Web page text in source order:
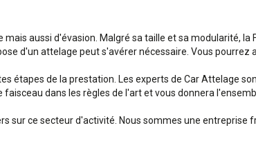
aussi d'évasion. Malgré sa taille et sa modularité, la
d'un attelage peut s'avérer nécessaire. Vous pourrez
étapes de la prestation. Les experts de Car Attelage
dans les règles de l'art et vous donnera
sur ce secteur d'activité. Nous sommes une entreprise